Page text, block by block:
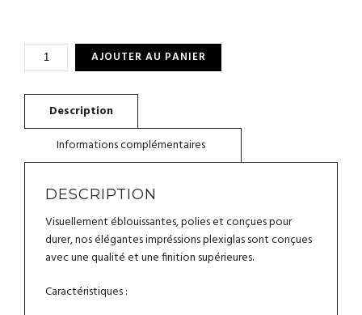
QUANTITÉ
LA
PLAGE
-
AJOUTER AU PANIER
DESCRIPTION
Visuellement éblouissantes, polies et conçues pour
durer, nos élégantes impréssions plexiglas sont conçues
avec une qualité et une finition supérieures.
Caractéristiques :